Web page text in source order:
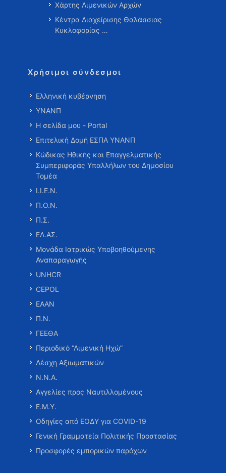
Χάρτης Λιμενικών Αρχών
Κέντρα Διαχείρισης Θαλάσσιας
Κυκλοφορίας …
Χρήσιμοι σύνδεσμοι
Ελληνική κυβέρνηση
ΥΝΑΝΠ
Η σελίδα μου - Portal
Επιτελική Δομή ΕΣΠΑ ΥΝΑΝΠ
Κώδικας Ηθικής και Επαγγελματικής
Συμπεριφοράς Υπαλλήλων του Δημοσίου
Τομέα
Ι.Ι.Ε.Ν.
Π.Ο.Ν.
Π.Σ.
ΕΛ.ΑΣ.
Μονάδα Ιατρικώς Υποβοηθούμενης
Αναπαραγωγής
UNHCR
CEPOL
ΕΑΑΝ
Π.Ν.
ΓΕΕΘΑ
Περιοδικό “Λιμενική Ηχώ”
Λέσχη Αξιωματικών
Ν.Ν.Α.
Αγγελίες προς Ναυτιλλομένους
Ε.Μ.Υ.
Οδηγίες από ΕΟΔΥ για COVID-19
Γενική Γραμματεία Πολιτικής Προστασίας
Προσφορές εμπορικών παρόχων